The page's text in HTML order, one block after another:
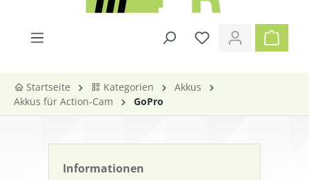
Startseite Kategorien
Akkus
Akkus für Action-Cam
GoPro
Informationen